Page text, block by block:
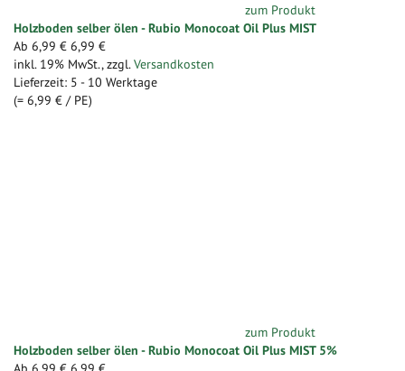
zum Produkt
Holzboden selber ölen - Rubio Monocoat Oil Plus MIST
Ab 6,99 € 6,99 €
inkl. 19% MwSt., zzgl. Versandkosten
Lieferzeit: 5 - 10 Werktage
(= 6,99 € / PE)
zum Produkt
Holzboden selber ölen - Rubio Monocoat Oil Plus MIST 5%